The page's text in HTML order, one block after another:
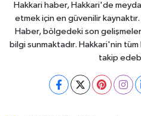
Hakkari haber, Hakkari'de
etmek için en güvenilir
Haber, bölgedeki son
bilgi sunmaktadır. Hakkari'nin
takip